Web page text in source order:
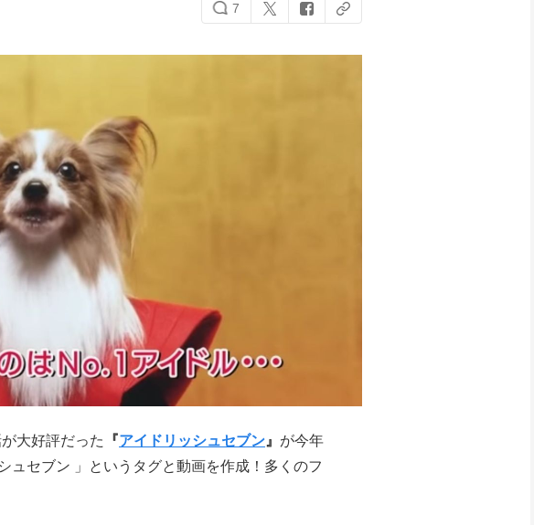
7
大好評だった 『アイドリッシュセブン 』 が今年
ュセブン 」というタグと動画を作成！多くのフ